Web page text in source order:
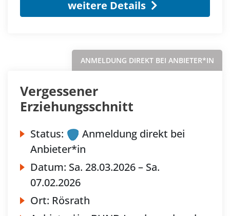
weitere Details
ANMELDUNG DIREKT BEI ANBIETER*IN
Vergessener
Erziehungsschnitt
Status:
Anmeldung direkt bei
Anbieter*in
Datum: Sa. 28.03.2026 – Sa.
07.02.2026
Ort: Rösrath